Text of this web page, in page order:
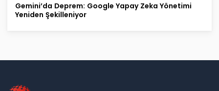
Gemini’da Deprem: Google Yapay Zeka Yönetimi
Yeniden Şekilleniyor